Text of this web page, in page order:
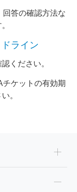
答の確認方法な
ライン
ください。
ケットの有効期
。